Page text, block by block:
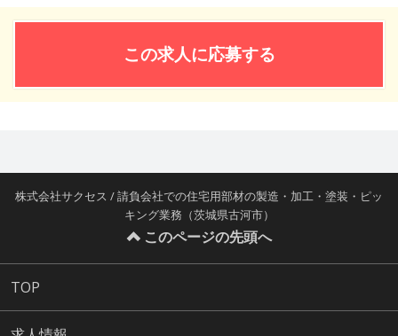
この求人に応募する
株式会社サクセス / 請負会社での住宅用部材の製造・加工・塗装・ピッ
キング業務（茨城県古河市）
このページの先頭へ
TOP